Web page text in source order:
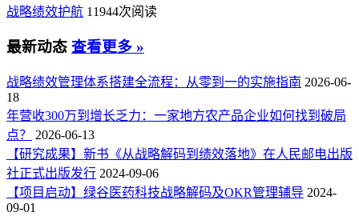
战略绩效护航 11944次阅读
最新动态 查看更多 »
战略绩效管理体系搭建全流程：从零到一的实施指南 2026-06-
18
年营收300万到增长乏力：一家地方农产品企业如何找到破局
点？
2026-06-13
【研究成果】新书《从战略解码到绩效落地》在人民邮电出版
社正式出版发行 2024-09-06
【项目启动】绿谷医药科技战略解码及OKR管理辅导 2024-
09-01